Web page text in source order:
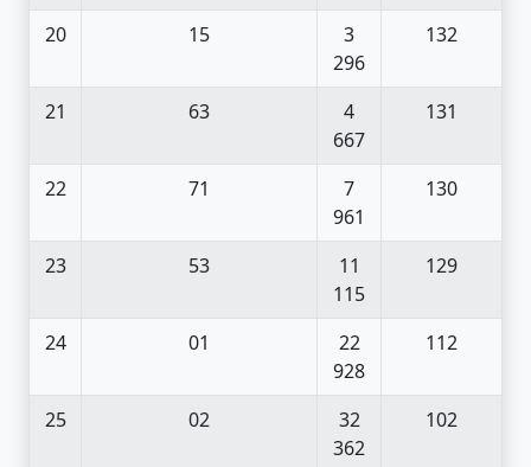
20 15
3
296
132
21 63
4
667
131
22 71
7
961
130
23 53
11
115
129
24 01
22
928
112
25 02
32
362
102